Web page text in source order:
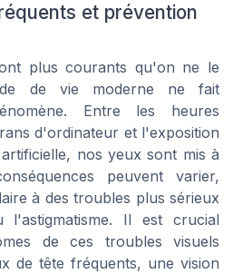
et prévention
plus courants qu'on ne le
de vie moderne ne fait
Entre les heures
d'ordinateur et l'exposition
nos yeux sont mis à
peuvent varier,
à des troubles plus sérieux
Il est crucial
de ces troubles visuels
de tête fréquents, une vision